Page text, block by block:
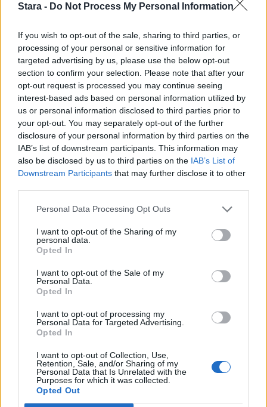
Stara - Do Not Process My Personal Information
If you wish to opt-out of the sale, sharing to third parties, or
processing of your personal or sensitive information for
targeted advertising by us, please use the below opt-out
section to confirm your selection. Please note that after your
opt-out request is processed you may continue seeing
interest-based ads based on personal information utilized by
us or personal information disclosed to third parties prior to
your opt-out. You may separately opt-out of the further
disclosure of your personal information by third parties on the
IAB’s list of downstream participants. This information may
also be disclosed by us to third parties on the IAB’s List of
Downstream Participants that may further disclose it to other
Personal Data Processing Opt Outs
I want to opt-out of the Sharing of my
personal data.
Opted In
I want to opt-out of the Sale of my
Personal Data.
Opted In
I want to opt-out of processing my
Personal Data for Targeted Advertising.
Opted In
I want to opt-out of Collection, Use,
Retention, Sale, and/or Sharing of my
Personal Data that Is Unrelated with the
Purposes for which it was collected.
Opted Out
2
MATKAILU
Finnairin lennoista osan lentää
jatkossa toinen lentoyhtiö –
matkustajille tärkeä rajoitus
3
Kela voi leikata tukia
ulkomaanmatkan vuoksi